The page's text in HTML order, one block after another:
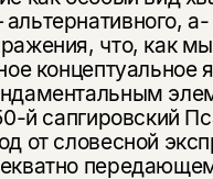
а-
что, как
концептуальное
й сапгировский
от словесной